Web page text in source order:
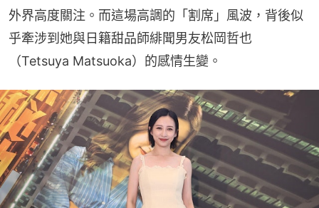
外界高度關注。而這場高調的「割席」風波，背後似
乎牽涉到她與日籍甜品師緋聞男友松岡哲也
（Tetsuya Matsuoka）的感情生變。